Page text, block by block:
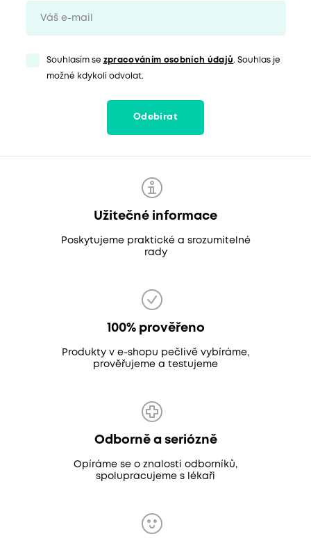
Souhlasím se zpracováním osobních údajů. Souhlas je
možné kdykoli odvolat.
Odebírat
Užitečné informace
Poskytujeme praktické a srozumitelné
rady
100% prověřeno
Produkty v e-shopu pečlivě vybíráme,
prověřujeme a testujeme
Odborně a seriózně
Opíráme se o znalosti odborníků,
spolupracujeme s lékaři